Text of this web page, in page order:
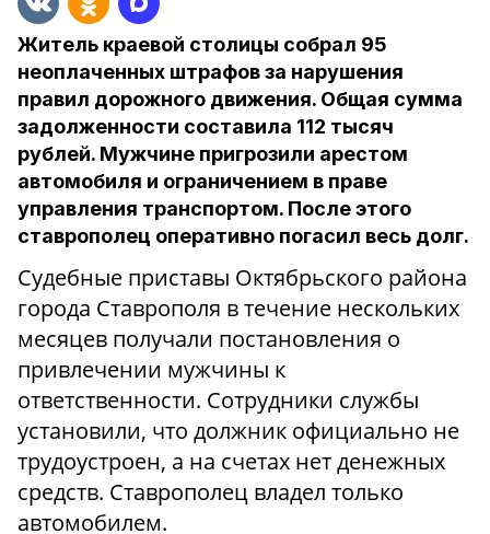
Житель краевой столицы собрал 95
неоплаченных штрафов за нарушения
правил дорожного движения. Общая сумма
задолженности составила 112 тысяч
рублей. Мужчине пригрозили арестом
автомобиля и ограничением в праве
управления транспортом. После этого
ставрополец оперативно погасил весь долг.
Судебные приставы Октябрьского района
города Ставрополя в течение нескольких
месяцев получали постановления о
привлечении мужчины к
ответственности. Сотрудники службы
установили, что должник официально не
трудоустроен, а на счетах нет денежных
средств. Ставрополец владел только
автомобилем.